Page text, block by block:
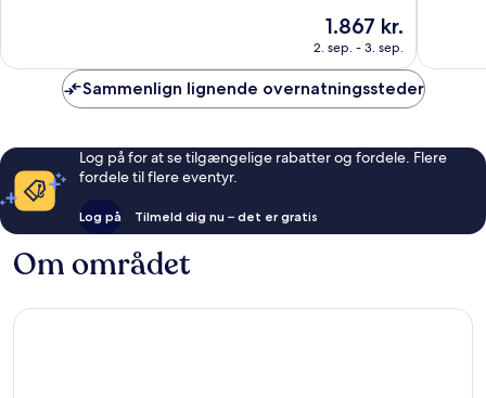
124
anmeldelser
Prisen
1.867 kr.
1.867 kr.
2. sep. - 3. sep.
Sammenlign lignende overnatningssteder
Log på for at se tilgængelige rabatter og fordele. Flere
fordele til flere eventyr.
Log på Tilmeld dig nu – det er gratis
Om området